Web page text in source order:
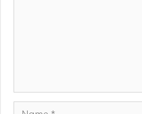
Name